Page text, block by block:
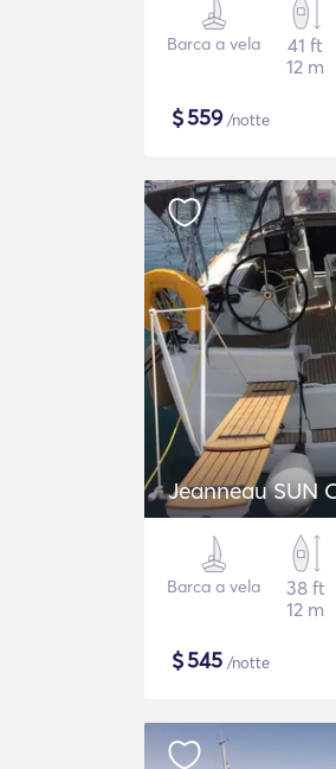
Barca a vela
41 ft
12 m
$559/notte
Barca a vela
38 ft
12 m
$545 /notte